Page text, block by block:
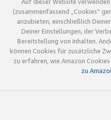
Auf dieser Website
(zusammenfassend „Cookies“
anzubieten, einschließlich
Deiner Einstellungen, der
Bereitstellung von Inhalten.
können Cookies für zusätzliche
zu erfahren, wie Amazon
zu